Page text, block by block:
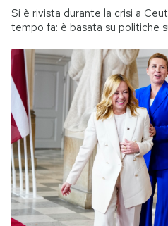
Si è rivista durante la crisi a
tempo fa: è basata su politiche